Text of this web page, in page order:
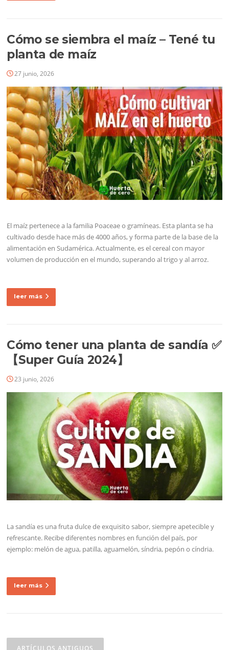
Cómo se siembra el maíz – Tené tu
planta de maíz
27 junio, 2026
El maíz pertenece a la familia Poaceae o gramíneas. Esta planta se ha
cultivado desde hace más de 4000 años, y forma parte de la base de la
alimentación en Sudamérica. Actualmente, es el cereal con mayor
volumen de producción en el mundo, superando al trigo y al arroz.
leer más
Cómo tener una planta de sandía ✅
【Super Guía 2024】
23 junio, 2026
La sandía es una fruta dulce de exquisito sabor, siempre apetecible y
refrescante. Recibe diferentes nombres en función del país, por
ejemplo: melón de agua, patilla, aguamelón, síndria, pepón o cíndria.
leer más
de